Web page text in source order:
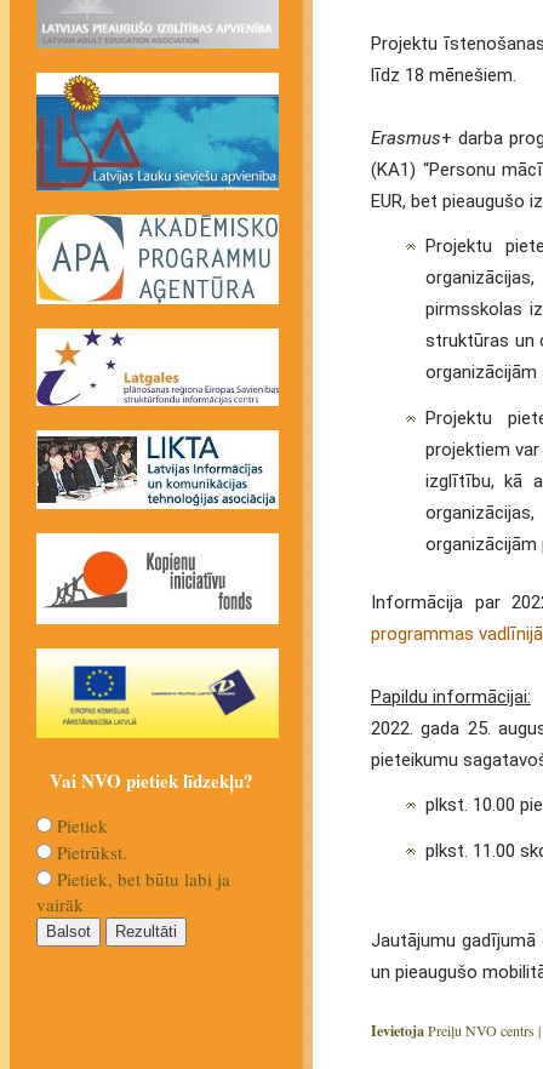
Projektu
līdz 18 mēnešiem.
Erasmus+ darba
(KA1) “Personu
EUR, bet pieaugušo
Projektu
pirmsskolas
struktūras un
Projektu
projektiem
izglītību, kā
Informācija par
programmas
Papildu informācijai:
2022. gada 25.
pieteikumu
plkst. 10.00
plkst. 11.00
Jautājumu
un pieaugušo
IevietojaPreiļu NVO centrs |
Vai NVO pietiek līdzekļu?
Pietiek
Pietrūkst.
Pietiek, bet būtu labi ja
vairāk